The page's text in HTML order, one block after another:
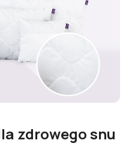
zdrowego snu